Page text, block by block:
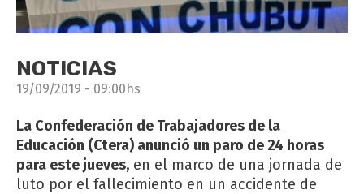
NOTICIAS
19/09/2019 - 09:00hs
La Confederación de Trabajadores de la
Educación (Ctera) anunció un paro de 24 horas
para este jueves, en el marco de una jornada de
luto por el fallecimiento en un accidente de